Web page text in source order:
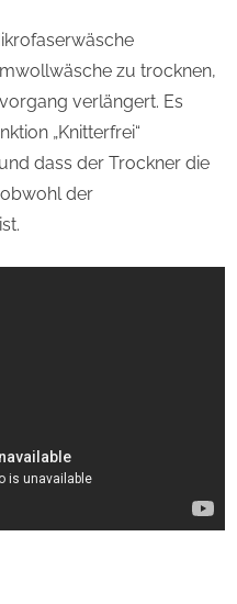
zu trocknen,
verlängert. Es
„Knitterfrei“
dass der Trockner die
der